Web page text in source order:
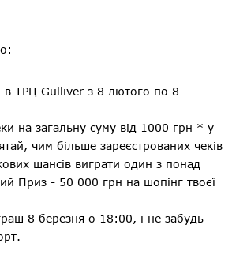
в ТРЦ Gulliver з 8 лютого по 8
на загальну суму від 1000 грн * у
чим більше зареєстрованих чеків
шансів виграти один з понад
Приз - 50 000 грн на шопінг твоєї
8 березня о 18:00, і не забудь